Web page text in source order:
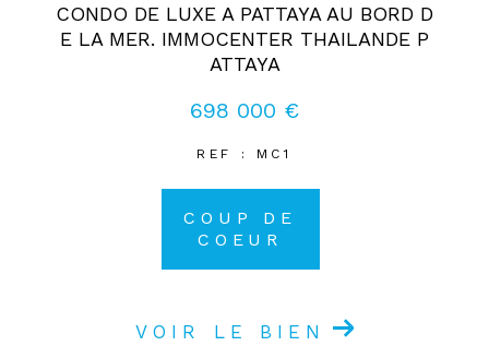
CONDO DE LUXE A PATTAYA AU BORD D
E LA MER. IMMOCENTER THAILANDE P
ATTAYA
698 000 €
REF : MC1
COUP DE
COEUR
VOIR LE BIEN